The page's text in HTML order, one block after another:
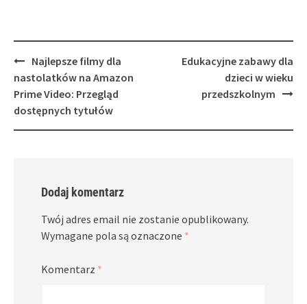
Post
navigation
Najlepsze filmy dla
nastolatków na Amazon
Prime Video: Przegląd
dostępnych tytułów
Edukacyjne zabawy dla
dzieci w wieku
przedszkolnym
Dodaj komentarz
Twój adres email nie zostanie opublikowany.
Wymagane pola są oznaczone *
Komentarz *